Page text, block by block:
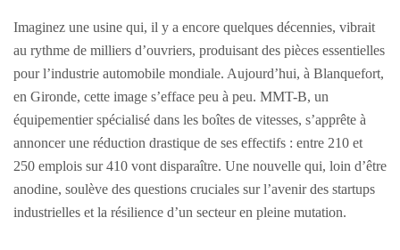
Imaginez une usine qui, il y a encore quelques décennies, vibrait
au rythme de milliers d’ouvriers, produisant des pièces essentielles
pour l’industrie automobile mondiale. Aujourd’hui, à Blanquefort,
en Gironde, cette image s’efface peu à peu. MMT-B, un
équipementier spécialisé dans les boîtes de vitesses, s’apprête à
annoncer une réduction drastique de ses effectifs : entre 210 et
250 emplois sur 410 vont disparaître. Une nouvelle qui, loin d’être
anodine, soulève des questions cruciales sur l’avenir des startups
industrielles et la résilience d’un secteur en pleine mutation.